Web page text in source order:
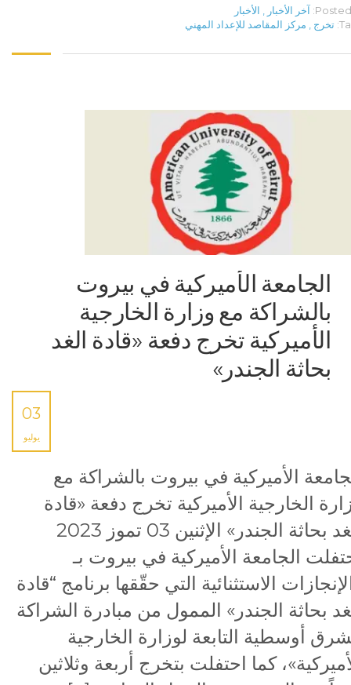
Posted آخر الأخبار
الأخبار
تخرج مركز المقاصد للإعداد المهني
الجامعة الأميركية في بيروت
بالشراكة مع وزارة الخارجية
الأميركية تخرج دفعة «قادة الغد
بحاثة الجندر»
03
يوليو
الأميركية في بيروت بالشراكة مع
الخارجية الأميركية تخرج دفعة «قادة
الغد بحاثة الجندر» الإثنين 03 تموز 2023
الجامعة الأميركية في بيروت بـ
الاستثنائية التي حقّقها برنامج “قادة
بحاثة الجندر» الممول من مبادرة الشراكة
أوسطية التابعة لوزارة الخارجية
كما احتفلت بتخرج أربعة وثلاثين